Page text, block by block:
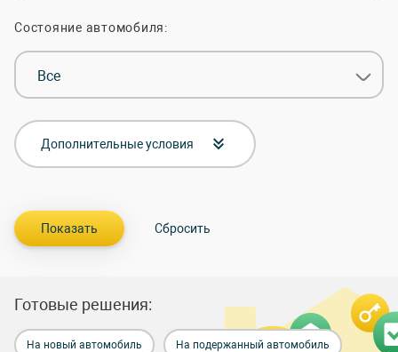
Состояние автомобиля:
Все
Дополнительные условия
Готовые решения:
На новый автомобиль На подержанный автомобиль